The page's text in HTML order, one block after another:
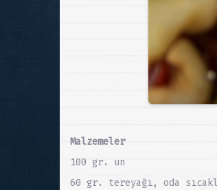
Malzemeler
100 gr. un
60 gr. tereyağı, oda